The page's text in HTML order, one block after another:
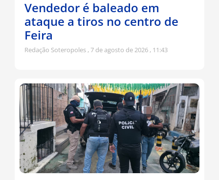
Vendedor é baleado em
ataque a tiros no centro de
Feira
Redação Soteropoles 7 de agosto de 2026 11:43